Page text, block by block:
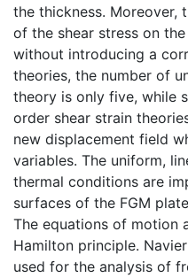
the thickness. Moreover,
of the shear stress on
without introducing a
theories, the number of
theory is only five, while
order shear strain
new displacement field
variables. The uniform,
thermal conditions are
surfaces of the FGM
The equations of motion
Hamilton principle.
used for the analysis of